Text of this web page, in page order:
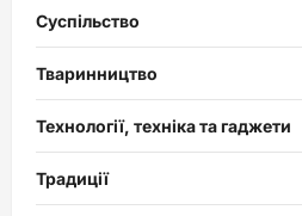
Суспільство
Тваринництво
Технології, техніка та гаджети
Традиції